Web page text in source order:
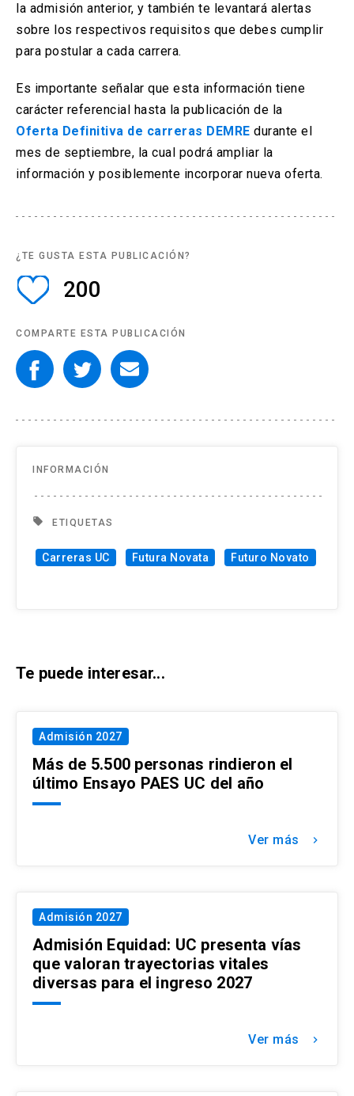
la admisión anterior, y también te levantará alertas
sobre los respectivos requisitos que debes cumplir
para postular a cada carrera.
Es importante señalar que esta información tiene
carácter referencial hasta la publicación de la
Oferta Definitiva de carreras DEMRE durante el
mes de septiembre, la cual podrá ampliar la
información y posiblemente incorporar nueva oferta.
¿TE GUSTA ESTA PUBLICACIÓN?
200
COMPARTE ESTA PUBLICACIÓN
INFORMACIÓN
local_offer ETIQUETAS
Carreras UC Futura Novata Futuro Novato
Te puede interesar...
Admisión 2027
Más de 5.500 personas rindieron el
último Ensayo PAES UC del año
Ver más keyboard_arrow_right
Admisión 2027
Admisión Equidad: UC presenta vías
que valoran trayectorias vitales
diversas para el ingreso 2027
Ver más keyboard_arrow_right